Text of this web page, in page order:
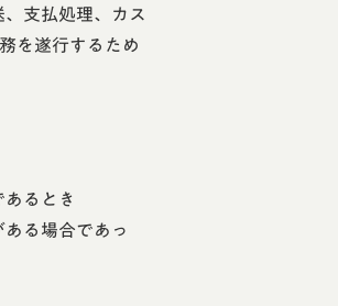
支払処理、カス
を遂行するため
るとき
る場合であっ